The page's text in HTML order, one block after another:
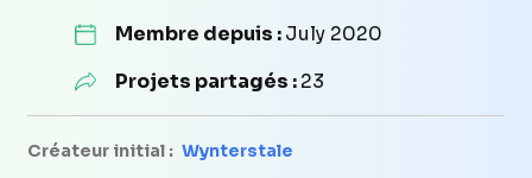
Membre depuis :July 2020
Projets partagés :23
Créateur initial : Wynterstale